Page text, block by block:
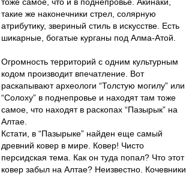
такие же наконечники стрел, солярную
атрибутику, звериный стиль в искусстве. Есть
шикарные, богатые курганы под Алма-Атой.
Огромность территорий с одним культурным
кодом производит впечатление. Вот
раскапывают археологи “Толстую могилу” или
“Солоху” в поднепровье и находят там тоже
самое, что находят в раскопах “Пазырык” на
Алтае.
Кстати, в “Пазырыке” найден еще самый
древний ковер в мире. Ковер! Чисто
персидская тема. Как он туда попал? Что этот
ковер забыл на Алтае? Неизвестно. Кочевники